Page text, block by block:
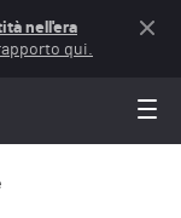
nell'era
qui.